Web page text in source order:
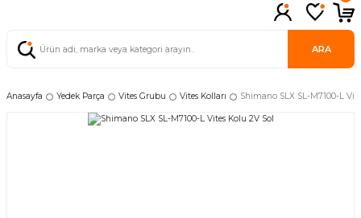
ARA
Anasayfa Yedek Parça Vites Grubu Vites Kolları Shimano SLX SL-M7100-L